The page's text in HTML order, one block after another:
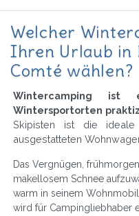
Welcher
Ihren Urlaub in
Comté wählen?
Wintercamping ist
Wintersportorten
Skipisten ist die
ausgestatteten
Das Vergnügen,
makellosem Schnee
warm in seinem
wird für Campingliebhaber